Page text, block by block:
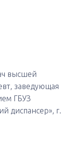
высшей
заведующая
ГБУЗ
диспансер», г.